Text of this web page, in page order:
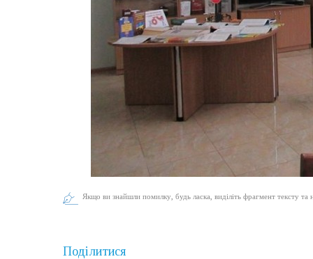
Якщо ви знайшли помилку, будь ласка, виділіть фрагмент тексту та
Поділитися